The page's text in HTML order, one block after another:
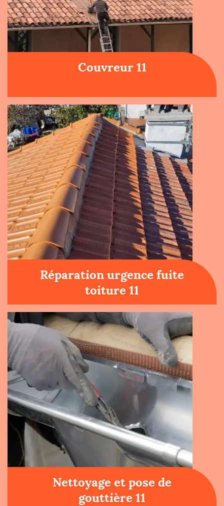
Couvreur 11
Réparation urgence fuite
toiture 11
Nettoyage et pose de
gouttière 11